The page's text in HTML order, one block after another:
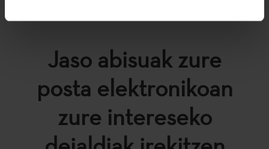
Jaso abisuak zure
posta elektronikoan
zure intereseko